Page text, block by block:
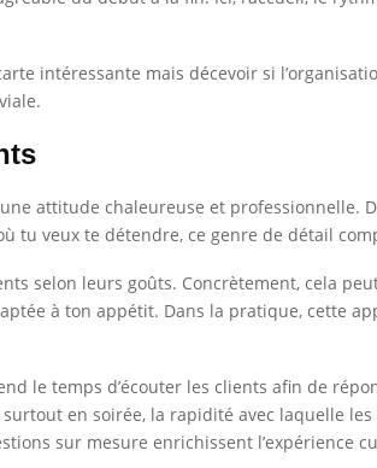
intéressante mais décevoir si
attitude chaleureuse et professionnelle.
tu veux te détendre, ce genre de détail
selon leurs goûts. Concrètement, cela
à ton appétit. Dans la pratique, cette
le temps d’écouter les clients afin de
surtout en soirée, la rapidité avec laquelle
sur mesure enrichissent l’expérience